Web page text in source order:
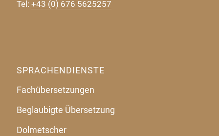
Tel: +43 (0) 676 5625257
SPRACHENDIENSTE
Fachübersetzungen
Beglaubigte Übersetzung
Dolmetscher